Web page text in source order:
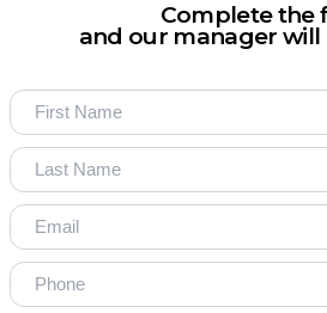
Complete the
and our manager will